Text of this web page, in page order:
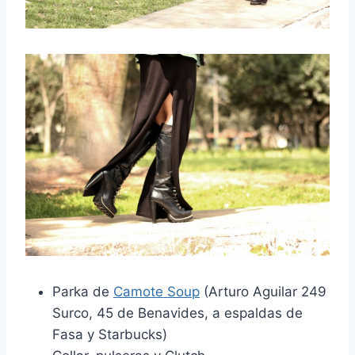
Parka de Camote Soup (Arturo Aguilar 249
Surco, 45 de Benavides, a espaldas de
Fasa y Starbucks)